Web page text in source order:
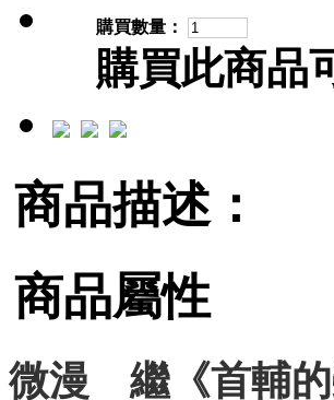
購買數量：
購買此商品
商品描述：
商品屬性
微漫 繼《首輔的